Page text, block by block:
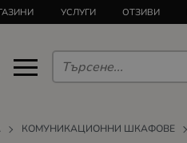
УСЛУГИ ОТЗИВИ
КОМУНИКАЦИОННИ ШКАФОВЕ